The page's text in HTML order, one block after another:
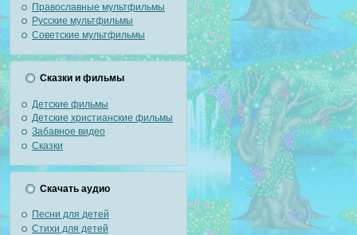
Православные мультфильмы
Русские мультфильмы
Советские мультфильмы
Сказки и фильмы
Детские фильмы
Детские христианские фильмы
Забавное видео
Сказки
Скачать аудио
Песни для детей
Стихи для детей